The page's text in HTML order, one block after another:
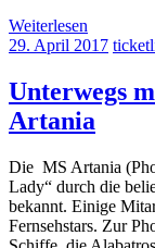
Weiterlesen
29. April 2017
Unterwegs
Artania
Die MS Artania
Lady“ durch die
bekannt. Einige
Fernsehstars. Zur